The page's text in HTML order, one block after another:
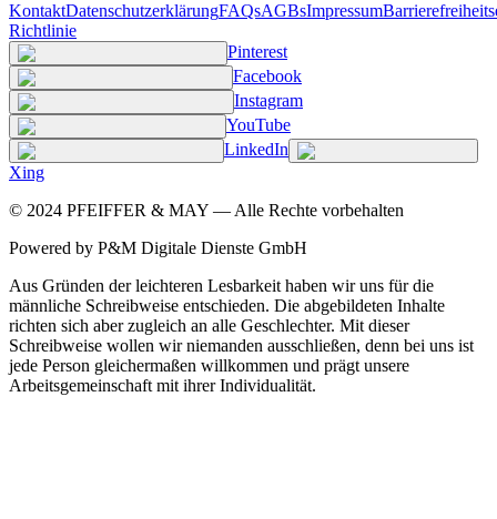
KontaktDatenschutzerklärungFAQsAGBsImpressum
Richtlinie
Pinterest
Facebook
Instagram
YouTube
LinkedIn
Xing
© 2024 PFEIFFER & MAY — Alle Rechte vorbehalten
Powered by P&M Digitale Dienste GmbH
Aus Gründen der leichteren Lesbarkeit haben wir uns für die
männliche Schreibweise entschieden. Die abgebildeten Inhalte
richten sich aber zugleich an alle Geschlechter. Mit dieser
Schreibweise wollen wir niemanden ausschließen, denn bei uns ist
jede Person gleichermaßen willkommen und prägt unsere
Arbeitsgemeinschaft mit ihrer Individualität.